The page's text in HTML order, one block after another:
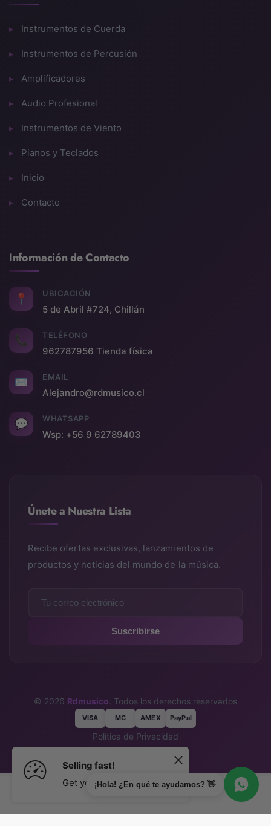
¡Hola! ¿En qué te ayudamos? 👋
Selling fast!
Get yours while you can.
Instrumentos de Cuerda
Instrumentos de Percusión
Amplificadores
Audio Profesional
Instrumentos de Viento
Pianos y Teclados
Inicio
Contacto
Información de Contacto
📍 UBICACIÓN
5 de Abril #724, Chillán
📞 TELÉFONO
962787956 Tienda física
✉ EMAIL
Alejandro@rdmusico.cl
💬 WHATSAPP
Wsp: +56 9 62789403
Únete a Nuestra Lista
Recibe ofertas exclusivas, lanzamientos de
productos y noticias del mundo de la música.
Suscribirse
© 2026 Rdmusico . Todos los derechos reservados
VISA MC AMEX PayPal
Política de Privacidad